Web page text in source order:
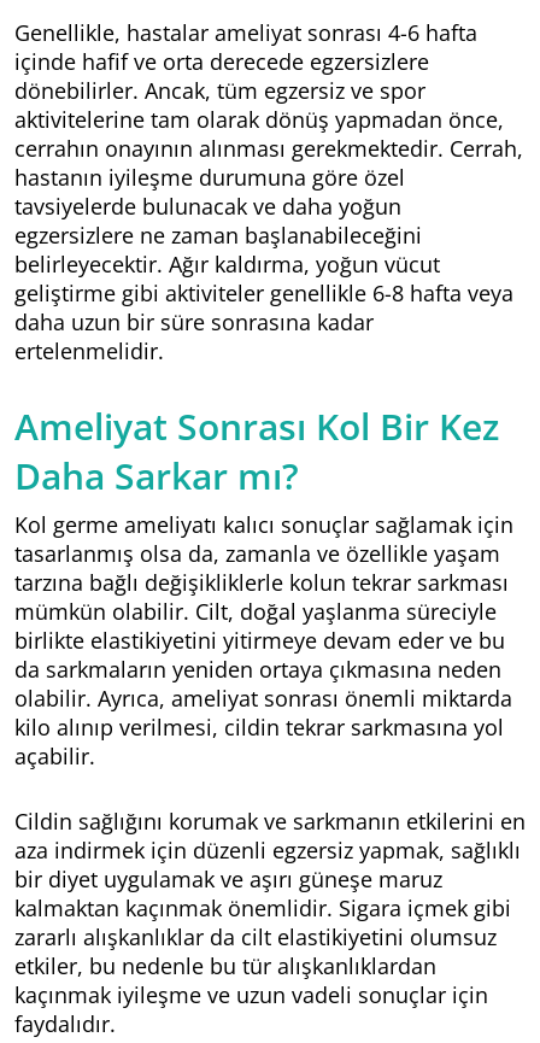
Genellikle, hastalar ameliyat sonrası 4-6 hafta
içinde hafif ve orta derecede egzersizlere
dönebilirler. Ancak, tüm egzersiz ve spor
aktivitelerine tam olarak dönüş yapmadan önce,
cerrahın onayının alınması gerekmektedir. Cerrah,
hastanın iyileşme durumuna göre özel
tavsiyelerde bulunacak ve daha yoğun
egzersizlere ne zaman başlanabileceğini
belirleyecektir. Ağır kaldırma, yoğun vücut
geliştirme gibi aktiviteler genellikle 6-8 hafta veya
daha uzun bir süre sonrasına kadar
ertelenmelidir.
Ameliyat Sonrası Kol Bir Kez
Daha Sarkar mı?
Kol germe ameliyatı kalıcı sonuçlar sağlamak için
tasarlanmış olsa da, zamanla ve özellikle yaşam
tarzına bağlı değişikliklerle kolun tekrar sarkması
mümkün olabilir. Cilt, doğal yaşlanma süreciyle
birlikte elastikiyetini yitirmeye devam eder ve bu
da sarkmaların yeniden ortaya çıkmasına neden
olabilir. Ayrıca, ameliyat sonrası önemli miktarda
kilo alınıp verilmesi, cildin tekrar sarkmasına yol
açabilir.
Cildin sağlığını korumak ve sarkmanın etkilerini en
aza indirmek için düzenli egzersiz yapmak, sağlıklı
bir diyet uygulamak ve aşırı güneşe maruz
kalmaktan kaçınmak önemlidir. Sigara içmek gibi
zararlı alışkanlıklar da cilt elastikiyetini olumsuz
etkiler, bu nedenle bu tür alışkanlıklardan
kaçınmak iyileşme ve uzun vadeli sonuçlar için
faydalıdır.